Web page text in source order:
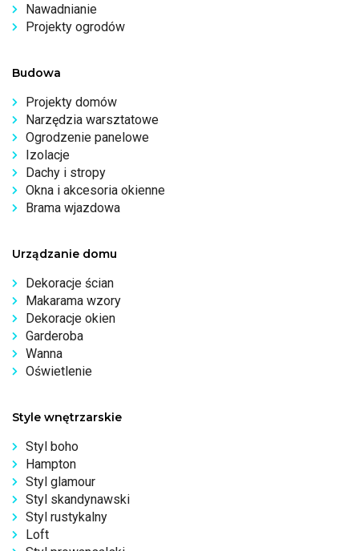
Nawadnianie
Projekty ogrodów
Budowa
Projekty domów
Narzędzia warsztatowe
Ogrodzenie panelowe
Izolacje
Dachy i stropy
Okna i akcesoria okienne
Brama wjazdowa
Urządzanie domu
Dekoracje ścian
Makarama wzory
Dekoracje okien
Garderoba
Wanna
Oświetlenie
Style wnętrzarskie
Styl boho
Hampton
Styl glamour
Styl skandynawski
Styl rustykalny
Loft